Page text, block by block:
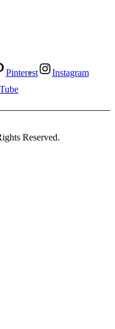
Pinterest
Instagram
Reserved.